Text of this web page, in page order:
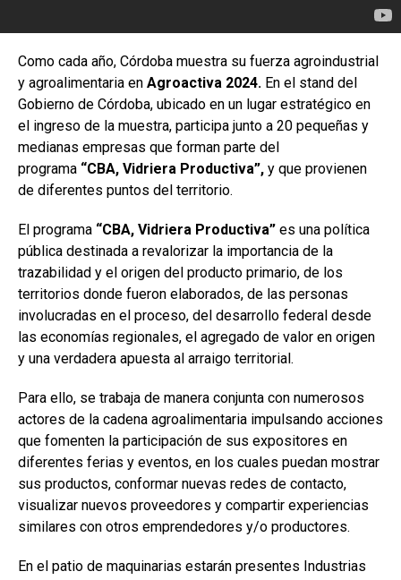
Como cada año, Córdoba muestra su fuerza agroindustrial
y agroalimentaria en Agroactiva 2024. En el stand del
Gobierno de Córdoba, ubicado en un lugar estratégico en
el ingreso de la muestra, participa junto a 20 pequeñas y
medianas empresas que forman parte del
programa “CBA, Vidriera Productiva”, y que provienen
de diferentes puntos del territorio.
El programa “CBA, Vidriera Productiva” es una política
pública destinada a revalorizar la importancia de la
trazabilidad y el origen del producto primario, de los
territorios donde fueron elaborados, de las personas
involucradas en el proceso, del desarrollo federal desde
las economías regionales, el agregado de valor en origen
y una verdadera apuesta al arraigo territorial.
Para ello, se trabaja de manera conjunta con numerosos
actores de la cadena agroalimentaria impulsando acciones
que fomenten la participación de sus expositores en
diferentes ferias y eventos, en los cuales puedan mostrar
sus productos, conformar nuevas redes de contacto,
visualizar nuevos proveedores y compartir experiencias
similares con otros emprendedores y/o productores.
En el patio de maquinarias estarán presentes Industrias